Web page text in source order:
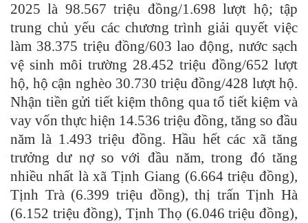
2025 là 98.567 triệu đồng/1.698 lượt hộ; tập
trung chủ yếu các chương trình giải quyết việc
làm 38.375 triệu đồng/603 lao động, nước sạch
vệ sinh môi trường 28.452 triệu đồng/652 lượt
hộ, hộ cận nghèo 30.730 triệu đồng/428 lượt hộ.
Nhận tiền gửi tiết kiệm thông qua tổ tiết kiệm và
vay vốn thực hiện 14.536 triệu đồng, tăng so đầu
năm là 1.493 triệu đồng. Hầu hết các xã tăng
trưởng dư nợ so với đầu năm, trong đó tăng
nhiều nhất là xã Tịnh Giang (6.664 triệu đồng),
Tịnh Trà (6.399 triệu đồng), thị trấn Tịnh Hà
(6.152 triệu đồng), Tịnh Thọ (6.046 triệu đồng),